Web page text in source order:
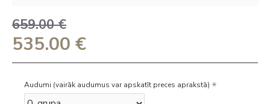
535.00 €
659.00 €
Audumi (vairāk audumus var apskatīt preces aprakstā)